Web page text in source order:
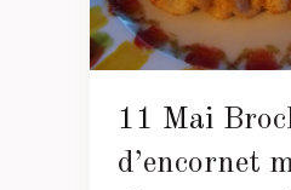
11 Mai
d’encornet